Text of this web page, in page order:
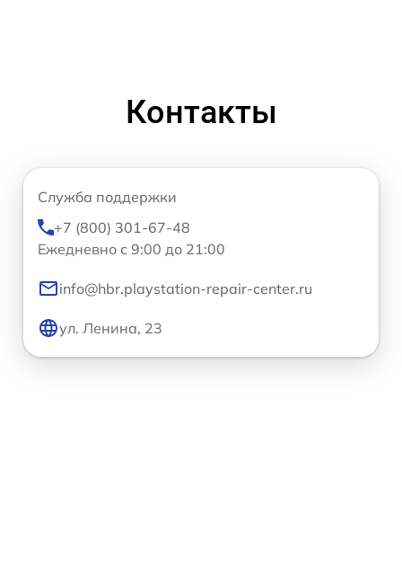
Контакты
Служба поддержки
+7 (800) 301-67-48
Ежедневно с 9:00 до 21:00
info@hbr.playstation-repair-center.ru
ул. Ленина, 23